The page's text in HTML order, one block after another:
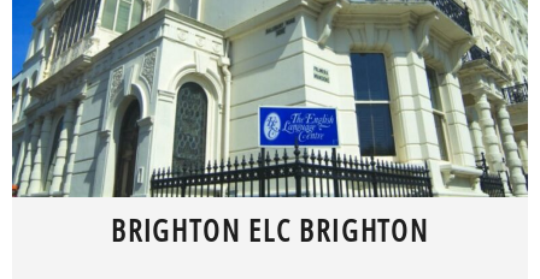
BRIGHTON ELC BRIGHTON